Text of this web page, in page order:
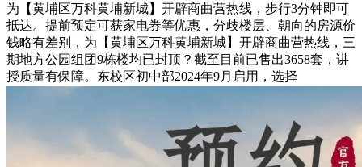
为【黄埔区万科黄埔新城】开辟商曲营热线，步行3分钟即可
抵达。提前预定可获家电券等优惠，分歧楼层、朝向的房源价
钱略有差别，为【黄埔区万科黄埔新城】开辟商曲营热线，三
期地方公园组团9栋楼均已封顶？截至目前已售出3658套，讲
授质量有保障。东校区初中部2024年9月启用，选择